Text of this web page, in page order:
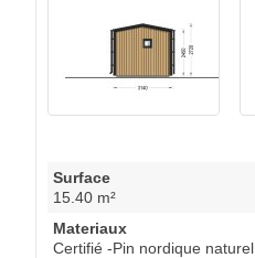
Surface
15.40 m²
Materiaux
Certifié -Pin nordique naturel